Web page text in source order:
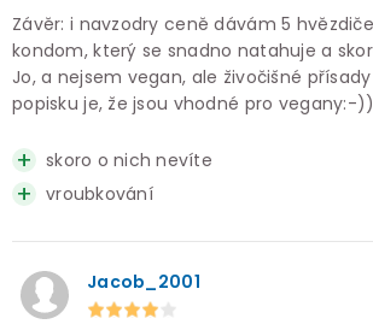
Závěr: i navzodry ceně dávám 5
kondom, který se snadno natahuje a
Jo, a nejsem vegan, ale živočišné
popisku je, že jsou vhodné pro vegany:-))
skoro o nich nevíte
vroubkování
Jacob_2001